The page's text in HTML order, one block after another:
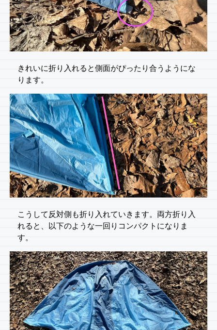
きれいに折り入れると側面がぴったり合うようにな
ります。
こうして反対側も折り入れていきます。両方折り入
れると、以下のような一回りコンパクトになりま
す。